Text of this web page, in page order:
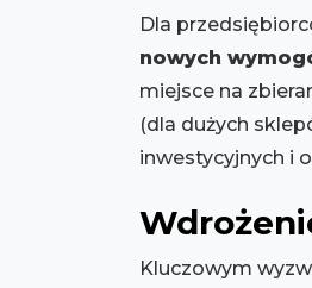
Dla
nowych
miejsce na
(dla dużych
inwestycyjnych i
Kluczowym